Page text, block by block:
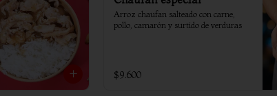
Arroz chaufan salteado con carne,
pollo, camarón y surtido de verduras
$9.600